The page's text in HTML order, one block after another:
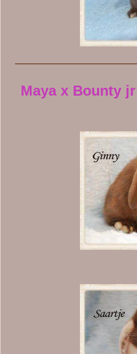
Maya x Bounty jr